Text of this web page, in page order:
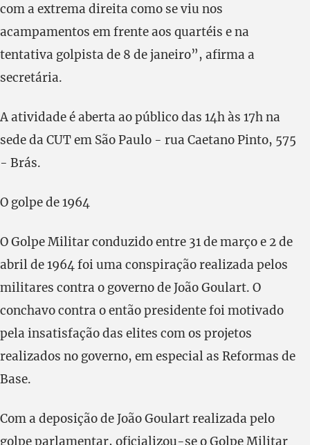
com a extrema direita como se viu nos
acampamentos em frente aos quartéis e na
tentativa golpista de 8 de janeiro”, afirma a
secretária.
A atividade é aberta ao público das 14h às 17h na
sede da CUT em São Paulo - rua Caetano Pinto, 575
- Brás.
O golpe de 1964
O Golpe Militar conduzido entre 31 de março e 2 de
abril de 1964 foi uma conspiração realizada pelos
militares contra o governo de João Goulart. O
conchavo contra o então presidente foi motivado
pela insatisfação das elites com os projetos
realizados no governo, em especial as Reformas de
Base.
Com a deposição de João Goulart realizada pelo
golpe parlamentar, oficializou-se o Golpe Militar